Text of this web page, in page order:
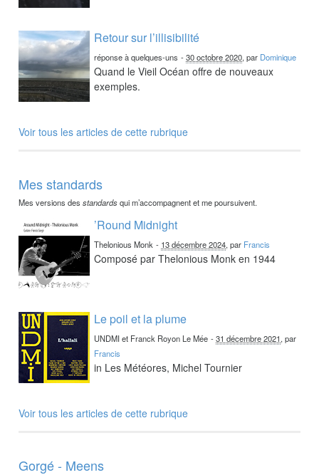
Retour sur l’illisibilité
réponse à quelques-uns -30 octobre 2020, par Dominique
Quand le Vieil Océan offre de nouveaux
exemples.
Voir tous les articles de cette rubrique
Mes standards
Mes versions desstandardsqui m’accompagnent et me poursuivent.
’Round Midnight
Thelonious Monk - 13 décembre 2024, par Francis
Composé par Thelonious Monk en 1944
Le poil et la plume
UNDMI et Franck Royon Le Mée -31 décembre 2021, par
Francis
in Les Météores, Michel Tournier
Voir tous les articles de cette rubrique
Gorgé - Meens